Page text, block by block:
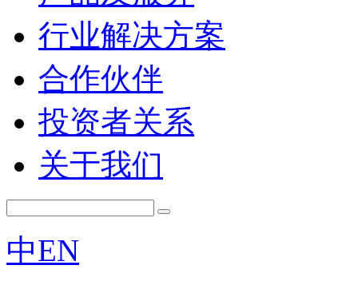
行业解决方案
合作伙伴
投资者关系
关于我们
中EN